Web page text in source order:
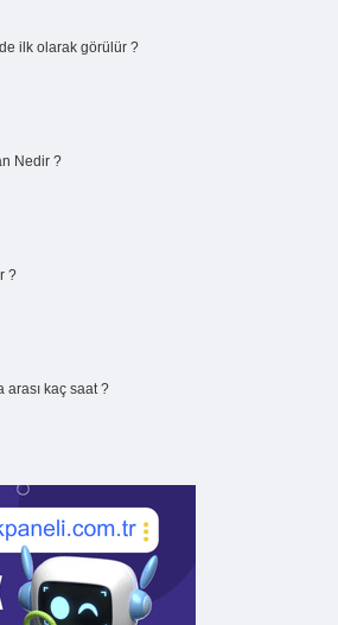
ilk olarak görülür ?
Nedir ?
?
arası kaç saat ?